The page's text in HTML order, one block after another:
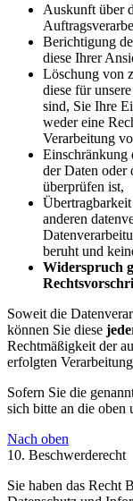
Auskunft über
Berichtigung
diese Ihrer
Löschung von
diese für
sind, Sie Ihre
weder eine
Verarbeitung
Einschränkung
der Daten oder
überprüfen ist,
anderen
beruht und
Widerspruch
Soweit die
können Sie diese
Rechtmäßigkeit der
erfolgten
Sofern Sie die
sich bitte an die oben
Nach oben
10. Beschwerderecht
Sie haben das Recht